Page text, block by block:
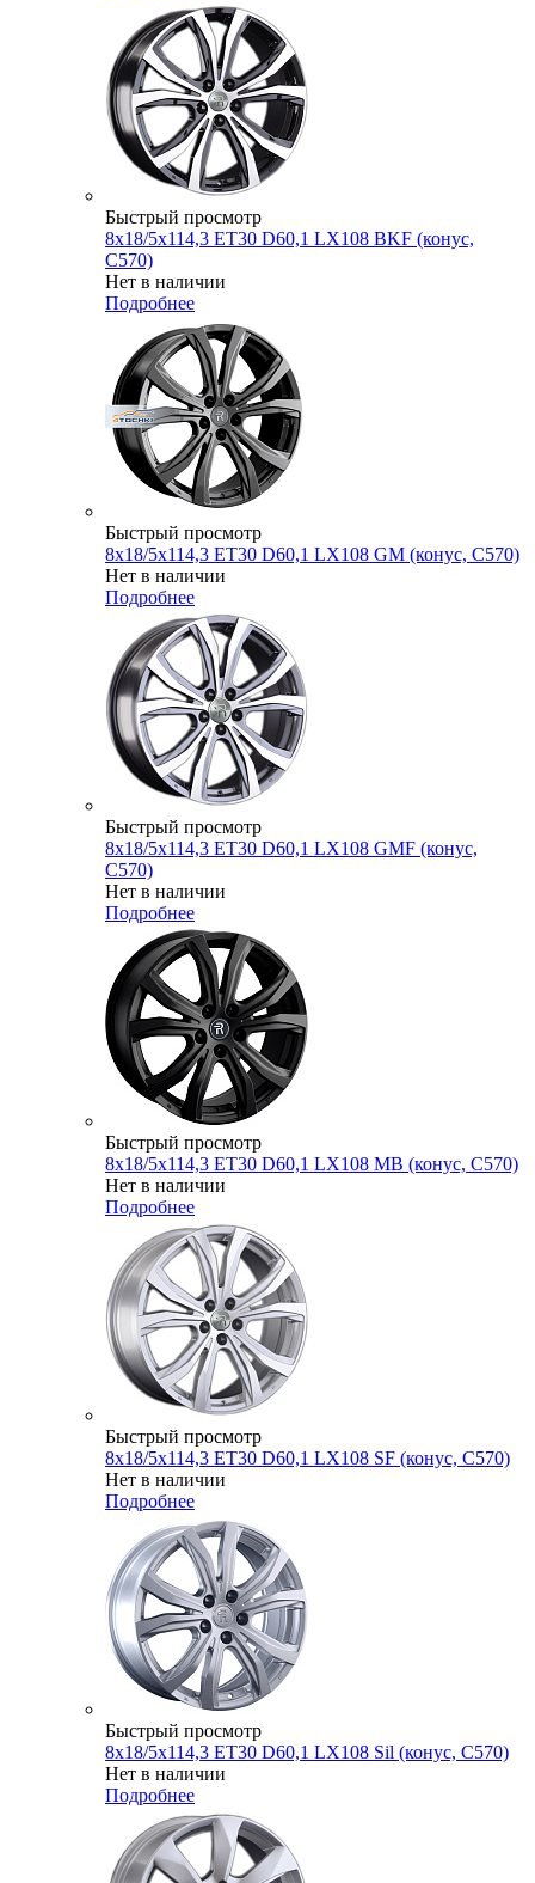
Быстрый просмотр
8x18/5x114,3 ET30 D60,1 LX108 BKF (конус,
C570)
Нет в наличии
Подробнее
Быстрый просмотр
8x18/5x114,3 ET30 D60,1 LX108 GM (конус, C570)
Нет в наличии
Подробнее
Быстрый просмотр
8x18/5x114,3 ET30 D60,1 LX108 GMF (конус,
C570)
Нет в наличии
Подробнее
Быстрый просмотр
8x18/5x114,3 ET30 D60,1 LX108 MB (конус, C570)
Нет в наличии
Подробнее
Быстрый просмотр
8x18/5x114,3 ET30 D60,1 LX108 SF (конус, C570)
Нет в наличии
Подробнее
Быстрый просмотр
8x18/5x114,3 ET30 D60,1 LX108 Sil (конус, C570)
Нет в наличии
Подробнее